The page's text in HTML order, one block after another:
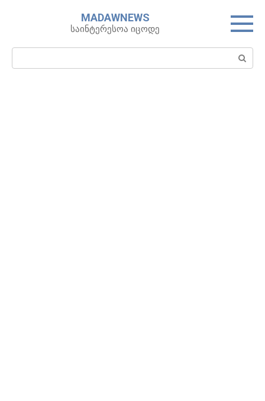
MADAWNEWS
საინტერესოა იცოდე
Search: